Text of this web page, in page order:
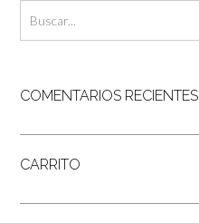
COMENTARIOS RECIENTES
CARRITO